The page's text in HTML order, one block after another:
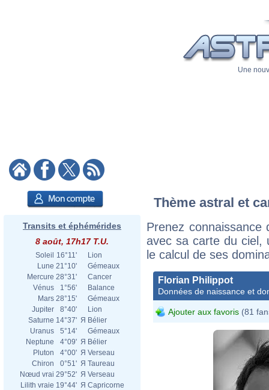
Une
Transits et éphémérides
8 août, 17h17 T.U.
Soleil 16°11'
Lion
Lune 21°10'
Gémeaux
Mercure 28°31'
Cancer
Vénus
1°56'
Balance
Mars 28°15'
Gémeaux
Jupiter
8°40'
Lion
Saturne 14°37' Я Bélier
Uranus
5°14'
Gémeaux
Neptune
4°09' Я Bélier
Pluton
4°00' Я Verseau
Chiron
0°51' Я Taureau
Nœud vrai 29°52' Я Verseau
Lilith vraie 19°44' Я Capricorne
Thème astral et
Prenez
avec sa carte du ciel,
le calcul de ses
Florian Philippot
Données de naissance et
Ajouter aux favoris (81